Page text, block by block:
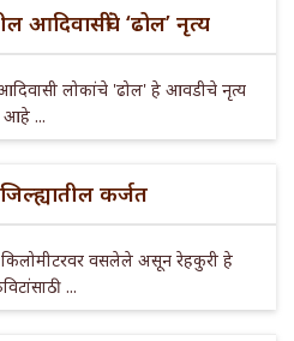
आदिवासींचे ‘ढोल’ नृत्य
आदिवासी लोकांचे 'ढोल' हे आवडीचे नृत्य
आहे ...
कर्जत
वसलेले असून रेहकुरी हे
...